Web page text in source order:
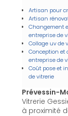
Artisan pour
Artisan
Changement
entreprise de
Collage uv de
Conception et
entreprise de
Coût pose et
de vitrerie
Prévessin-
Vitrerie
à proximité